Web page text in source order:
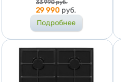
Цена
33 990 руб.
29 990 руб.
Подробнее